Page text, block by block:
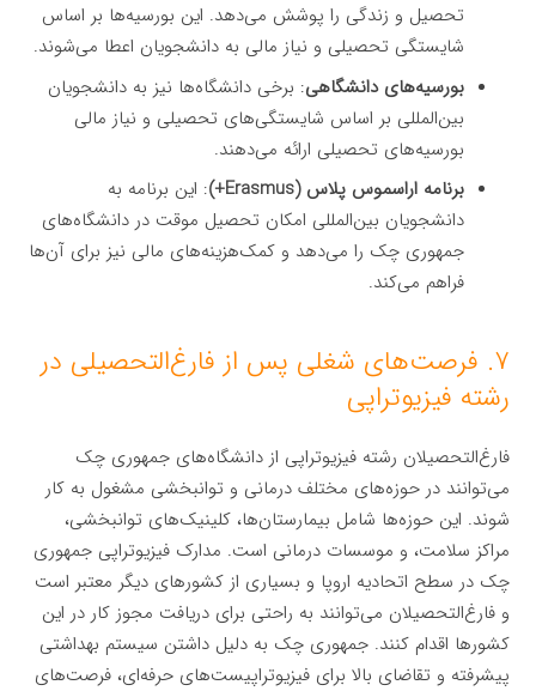
تحصیل و زندگی را پوشش می‌دهد. این بورسیه‌ها بر اساس
شایستگی تحصیلی و نیاز مالی به دانشجویان اعطا می‌شوند.
بورسیه‌های دانشگاهی: برخی دانشگاه‌ها نیز به دانشجویان
بین‌المللی بر اساس شایستگی‌های تحصیلی و نیاز مالی
بورسیه‌های تحصیلی ارائه می‌دهند.
برنامه اراسموس پلاس (Erasmus+)
: این برنامه به
دانشجویان بین‌المللی امکان تحصیل موقت در دانشگاه‌های
جمهوری چک را می‌دهد و کمک‌هزینه‌های مالی نیز برای آن‌ها
فراهم می‌کند.
۷. فرصت‌های شغلی پس از فارغ‌التحصیلی در
رشته فیزیوتراپی
فارغ‌التحصیلان رشته فیزیوتراپی از دانشگاه‌های جمهوری چک
می‌توانند در حوزه‌های مختلف درمانی و توانبخشی مشغول به کار
شوند. این حوزه‌ها شامل بیمارستان‌ها، کلینیک‌های توانبخشی،
مراکز سلامت، و موسسات درمانی است. مدارک فیزیوتراپی جمهوری
چک در سطح اتحادیه اروپا و بسیاری از کشورهای دیگر معتبر است
و فارغ‌التحصیلان می‌توانند به راحتی برای دریافت مجوز کار در این
کشورها اقدام کنند. جمهوری چک به دلیل داشتن سیستم بهداشتی
پیشرفته و تقاضای بالا برای فیزیوتراپیست‌های حرفه‌ای، فرصت‌های